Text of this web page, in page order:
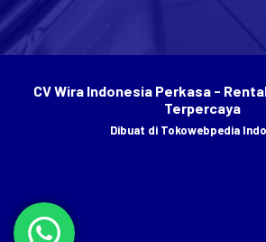
CV Wira Indonesia Perkasa -
Terpercaya
Dibuat di Tokowebpedia